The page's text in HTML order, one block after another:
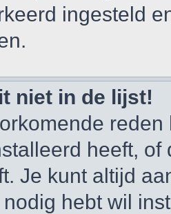
ingesteld
niet in de lijst!
heeft,
Je kunt altijd
hebt wil